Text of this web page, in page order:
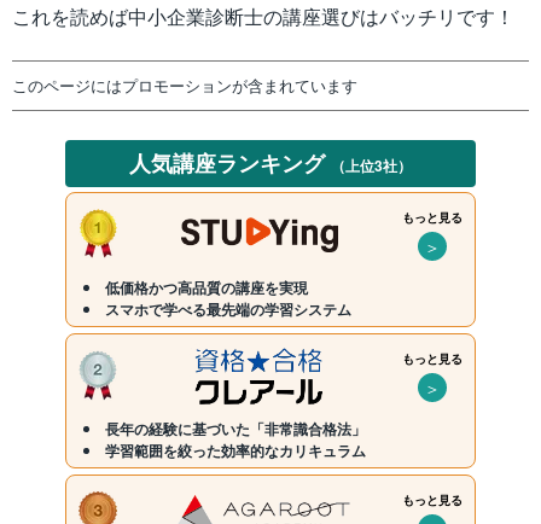
これを読めば中小企業診断士の講座選びはバッチリです！
このページにはプロモーションが含まれています
人気講座ランキング （上位3社）
もっと見る
＞
低価格かつ高品質の講座を実現
スマホで学べる最先端の学習システム
もっと見る
＞
長年の経験に基づいた「非常識合格法」
学習範囲を絞った効率的なカリキュラム
もっと見る